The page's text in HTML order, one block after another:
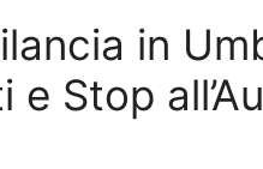
in
Stop